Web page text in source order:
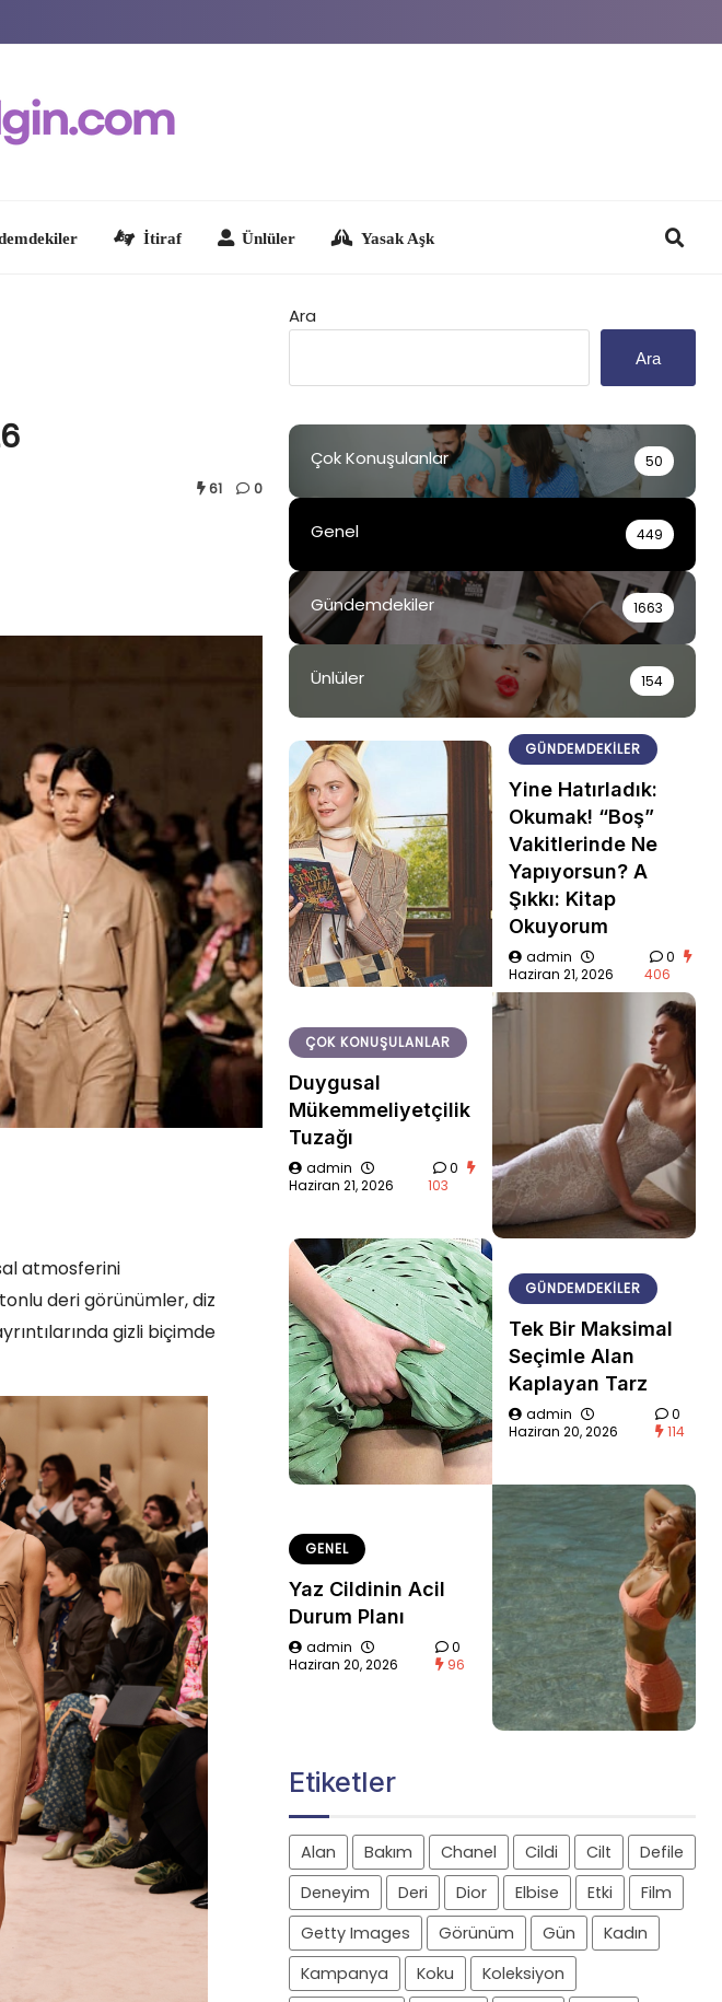
61 0
atmosferini
deri görünümler, diz
gizli biçimde
Ara
Ara
Çok Konuşulanlar 50
Genel 449
Gündemdekiler 1663
Ünlüler 154
GÜNDEMDEKILER
Yine Hatırladık:
Okumak! “Boş”
Vakitlerinde Ne
Yapıyorsun? A
Şıkkı: Kitap
Okuyorum
admin
Haziran 21, 2026
0
406
ÇOK KONUŞULANLAR
Duygusal
Mükemmeliyetçilik
Tuzağı
admin
Haziran 21, 2026
0
103
GÜNDEMDEKILER
Tek Bir Maksimal
Seçimle Alan
Kaplayan Tarz
admin
Haziran 20, 2026
0
114
GENEL
Yaz Cildinin Acil
Durum Planı
admin
Haziran 20, 2026
0
96
Etiketler
Alan Bakım Chanel Cildi Cilt
Defile
Deneyim
Deri Dior Elbise Etki
Film
Getty Images
Görünüm Gün
Kadın
Kampanya
Koku
Koleksiyon